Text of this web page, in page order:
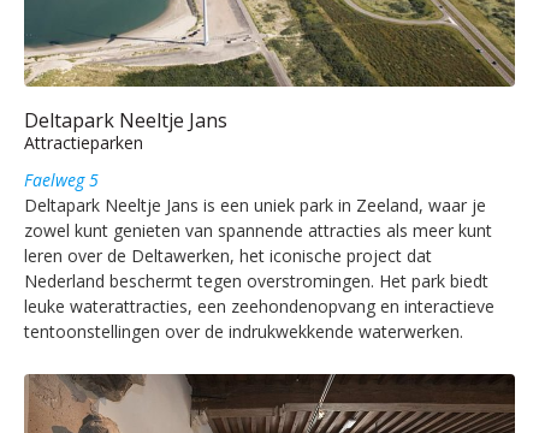
Deltapark Neeltje Jans
Attractieparken
Faelweg 5
Deltapark Neeltje Jans is een uniek park in Zeeland, waar je
zowel kunt genieten van spannende attracties als meer kunt
leren over de Deltawerken, het iconische project dat
Nederland beschermt tegen overstromingen. Het park biedt
leuke waterattracties, een zeehondenopvang en interactieve
tentoonstellingen over de indrukwekkende waterwerken.